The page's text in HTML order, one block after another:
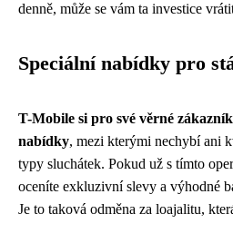
denně, může se vám ta investice
Speciální nabídky pro
T-Mobile si pro své věrné
nabídky, mezi kterými nechybí ani
typy sluchátek. Pokud už s tímto
oceníte exkluzivní slevy a výhodné
Je to taková odměna za loajalitu,